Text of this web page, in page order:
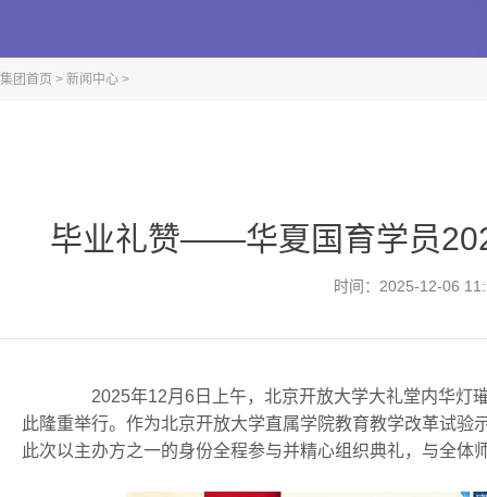
集团首页 > 新闻中心 >
毕业礼赞——华夏国育学员
时间：2025-12-06
2025年12月6日上午，北京开放大学大礼堂内华灯
此隆重举行。作为北京开放大学直属学院教育教学改革试验
此次以主办方之一的身份全程参与并精心组织典礼，与全体